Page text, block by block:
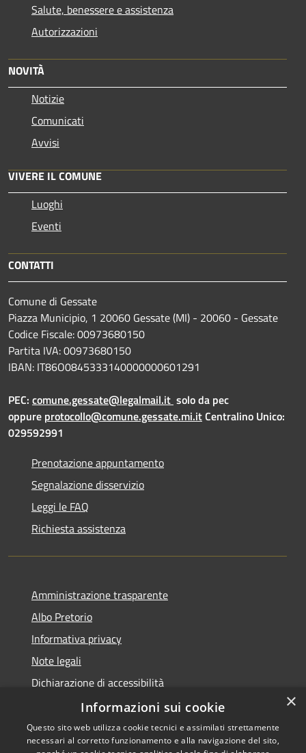
Salute, benessere e assistenza
Autorizzazioni
NOVITÀ
Notizie
Comunicati
Avvisi
VIVERE IL COMUNE
Luoghi
Eventi
CONTATTI
Comune di Gessate
Piazza Municipio, 1 20060 Gessate (MI) - 20060 - Gessate
Codice Fiscale: 00973680150
Partita IVA: 00973680150
IBAN: IT86O0845333140000000601291
PEC: comune.gessate@legalmail.it solo da pec
oppure protocollo@comune.gessate.mi.itCentralino Unico:
029592991
Prenotazione appuntamento
Segnalazione disservizio
Leggi le FAQ
Richiesta assistenza
Amministrazione trasparente
Albo Pretorio
Informativa privacy
Note legali
Dichiarazione di accessibilità
Dichiarazione di accessibilità dal 2025
×
Informazioni sui cookie
Questo sito web utilizza cookie tecnici e assimilati strettamente
necessari al corretto funzionamento e alla navigazione del sito,